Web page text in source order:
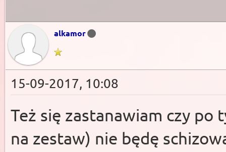
alkamor
15-09-2017, 10:08
Też się zastanawiam czy po
na zestaw) nie będę